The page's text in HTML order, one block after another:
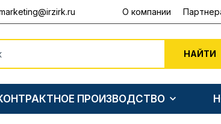
О компании
НАЙТИ
ПРОИЗВОДСТВО